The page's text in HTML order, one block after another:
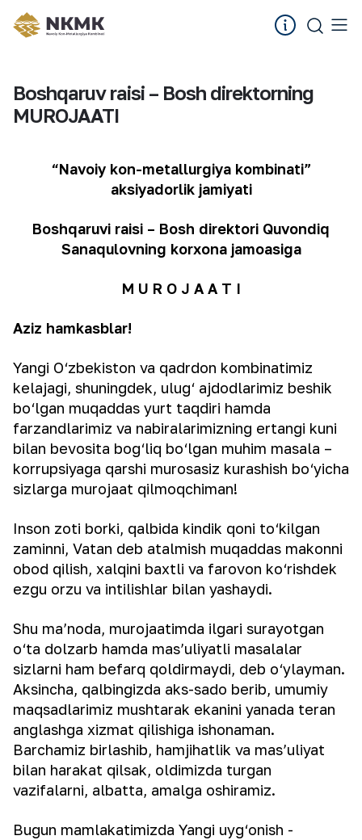
Boshqaruv raisi – Bosh direktorning
MUROJAATI
“Navoiy kon-metallurgiya kombinati”
aksiyadorlik jamiyati
Boshqaruvi raisi – Bosh direktori Quvondiq
Sanaqulovning korxona jamoasiga
M U R O J A A T I
Aziz hamkasblar!
Yangi O‘zbekiston va qadrdon kombinatimiz
kelajagi, shuningdek, ulug‘ ajdodlarimiz beshik
bo‘lgan muqaddas yurt taqdiri hamda
farzandlarimiz va nabiralarimizning ertangi kuni
bilan bevosita bog‘liq bo‘lgan muhim masala –
korrupsiyaga qarshi murosasiz kurashish bo‘yicha
sizlarga murojaat qilmoqchiman!
Inson zoti borki, qalbida kindik qoni to‘kilgan
zaminni, Vatan deb atalmish muqaddas makonni
obod qilish, xalqini baxtli va farovon ko‘rishdek
ezgu orzu va intilishlar bilan yashaydi.
Shu ma’noda, murojaatimda ilgari surayotgan
o‘ta dolzarb hamda mas’uliyatli masalalar
sizlarni ham befarq qoldirmaydi, deb o‘ylayman.
Aksincha, qalbingizda aks-sado berib, umumiy
maqsadlarimiz mushtarak ekanini yanada teran
anglashga xizmat qilishiga ishonaman.
Barchamiz birlashib, hamjihatlik va mas’uliyat
bilan harakat qilsak, oldimizda turgan
vazifalarni, albatta, amalga oshiramiz.
Bugun mamlakatimizda Yangi uyg‘onish -